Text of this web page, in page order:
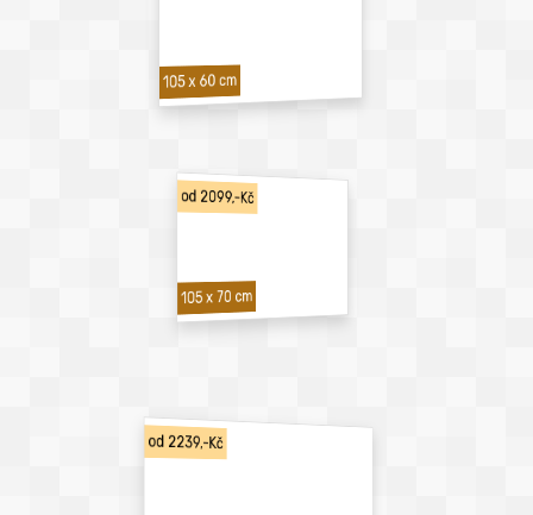
105 x 60 cm
od 2099,-Kč
105 x 70 cm
od 2239,-Kč